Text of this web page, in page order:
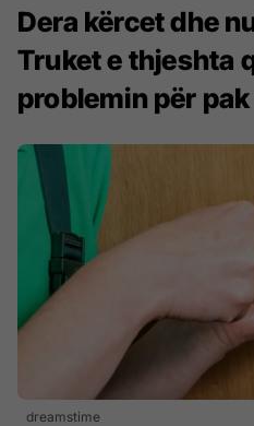
Dera kërcet dhe
Truket e thjeshta
problemin për
dreamstime